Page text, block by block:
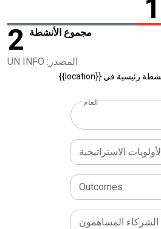
1
مجموع الأنشطة 2
المصدر: UN INFO
تقوم الأمم المتحدد بتنفيذ 0 أنشطة رئيسية في {{location}}
العام
الأولويات الاستراتيجية
Outcomes
الشركاء المساهمون